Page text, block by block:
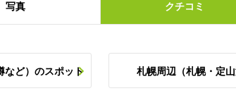
写真 クチコミ
など）のスポット 札幌周辺（札幌・定